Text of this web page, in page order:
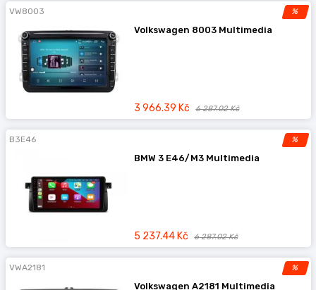
%
VW8003
Volkswagen 8003 Multimedia
3 966.39 Kč 6 287.02 Kč
%
B3E46
BMW 3 E46/M3 Multimedia
5 237.44 Kč 6 287.02 Kč
%
VWA2181
Volkswagen A2181 Multimedia